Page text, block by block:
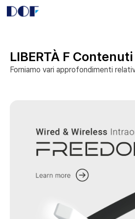
DOF
Navigation
LIBERTÀ F Contenuti
Forniamo vari approfondimenti